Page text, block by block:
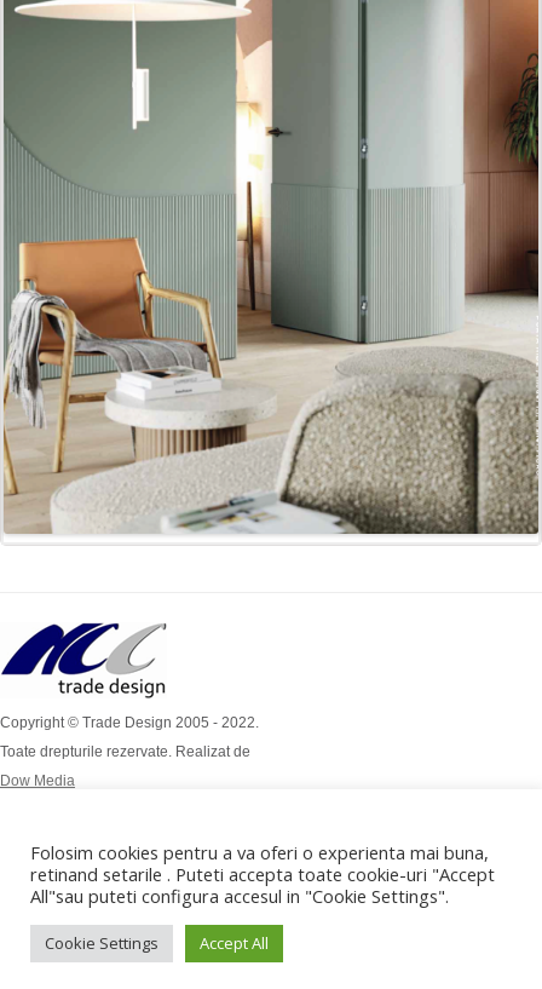
Copyright © Trade Design 2005 - 2022.
Toate drepturile rezervate. Realizat de
Dow Media
Mob: 0732 / 970 192
office@tradedesign.ro ,
vanzari@tradedesign.ro
Folosim cookies pentru a va oferi o experienta mai buna,
retinand setarile . Puteti accepta toate cookie-uri "Accept
All"sau puteti configura accesul in "Cookie Settings".
Cookie Settings Accept All